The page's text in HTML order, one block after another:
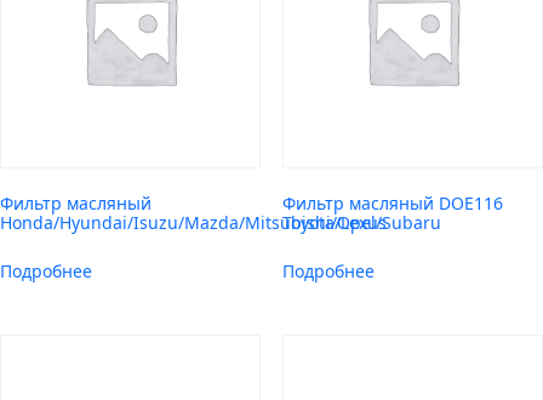
Фильтр масляный
Honda/Hyundai/Isuzu/Mazda/Mitsubishi/Opel/Subaru
Подробнее
Фильтр масляный DOE116
Toyota/Lexus
Подробнее